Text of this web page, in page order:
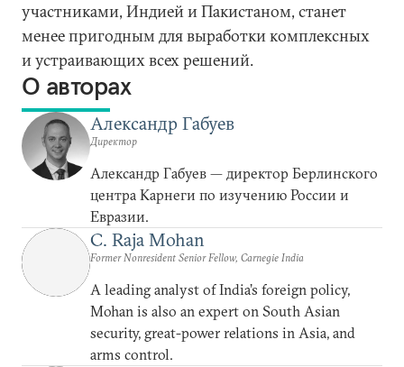
участниками, Индией и Пакистаном, станет
менее пригодным для выработки комплексных
и устраивающих всех решений.
О авторах
Александр Габуев
Директор
Александр Габуев — директор Берлинского
центра Карнеги по изучению России и
Евразии.
C. Raja Mohan
Former Nonresident Senior Fellow, Carnegie India
A leading analyst of India’s foreign policy,
Mohan is also an expert on South Asian
security, great-power relations in Asia, and
arms control.